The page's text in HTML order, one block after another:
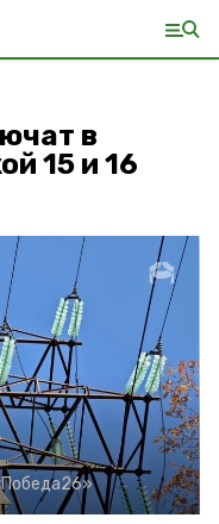
в
15 и 16